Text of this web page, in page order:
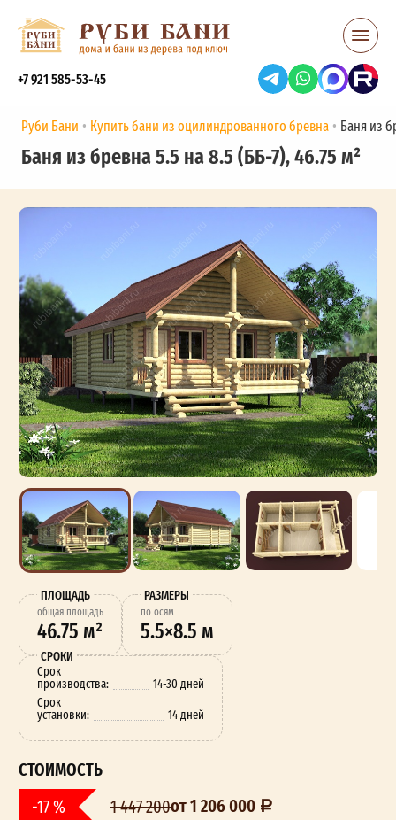
+7 921 585-53-45
Руби Бани Купить бани из оцилиндрованного бревна Баня из
Баня из бревна 5.5 на 8.5 (ББ-7), 46.75 м²
ПЛОЩАДЬ
oбщая площадь
46.75 м²
РАЗМЕРЫ
по осям
5.5×8.5 м
СРОКИ
Срок
производства:
14-30 дней
Срок
установки: 14 дней
СТОИМОСТЬ
-17 % 1 447 200от 1 206 000